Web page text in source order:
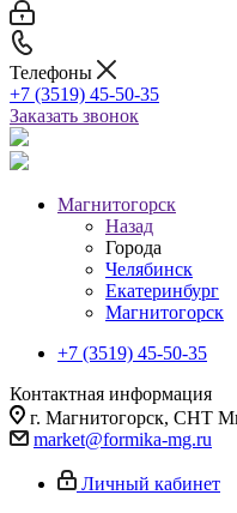
Телефоны
+7 (3519) 45-50-35
Заказать звонок
Магнитогорск
Назад
Города
Челябинск
Екатеринбург
Магнитогорск
+7 (3519) 45-50-35
Контактная информация
г. Магнитогорск, СНТ
market@formika-mg.ru
Личный кабинет